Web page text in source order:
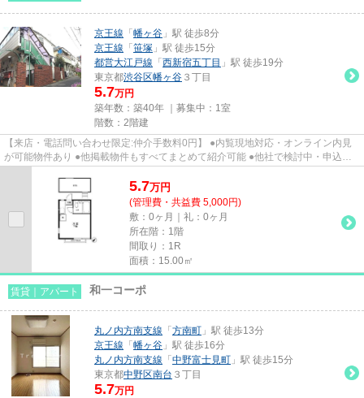
京王線 「 幡ヶ谷 」駅 徒歩8分
京王線 「 笹塚 」駅 徒歩15分
都営大江戸線 「 西新宿五丁目 」駅 徒歩19分
東京都渋谷区幡ヶ谷 ３丁目
5.7万円
築年数：築40年 ｜募集中： 1室
階数：2階建
【来店・電話問い合わせ限定:仲介手数料0円】 ●内覧現地対応・オンライン内見
が可能物件あり ●他掲載物件もすべてまとめて紹介可能 ●他社で検討中・申込み
5.7万円
(管理費・共益費 5,000円)
敷：0ヶ月｜礼：0ヶ月
所在階：1階
間取り：1R
面積：15.00㎡
賃貸｜アパート 和一コーポ
丸ノ内方南支線 「 方南町 」駅 徒歩13分
京王線 「 幡ヶ谷 」駅 徒歩16分
丸ノ内方南支線 「 中野富士見町 」駅 徒歩15分
東京都中野区南台 ３丁目
5.7万円